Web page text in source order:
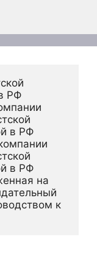
РФ
в РФ
в РФ
на
к